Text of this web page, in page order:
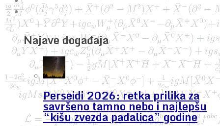
Najave događaja
Perseidi 2026: retka prilika za
savršeno tamno nebo i najlepšu
“kišu zvezda padalica” godine